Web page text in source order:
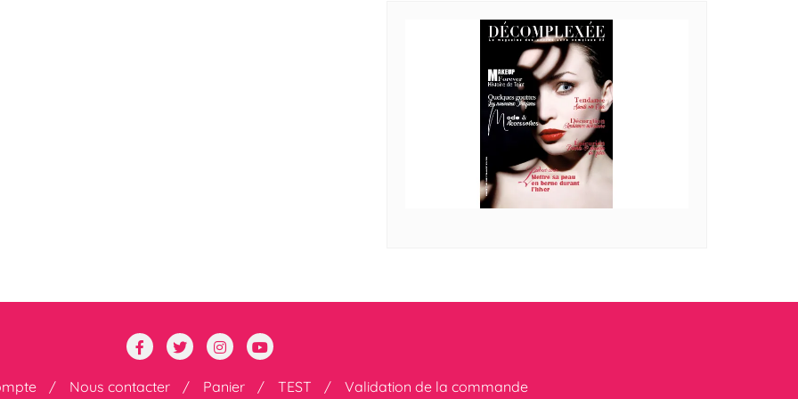
Nous contacter Panier TEST Validation de la commande